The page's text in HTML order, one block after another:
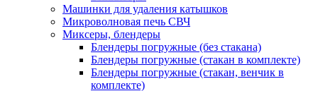
Машинки для удаления катышков
Микроволновая печь СВЧ
Миксеры, блендеры
Блендеры погружные (без стакана)
Блендеры погружные (стакан в комплекте)
Блендеры погружные (стакан, венчик в
комплекте)